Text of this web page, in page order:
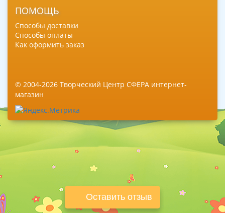
Оставить отзыв
ПОМОЩЬ
Способы доставки
Способы оплаты
Как оформить заказ
© 2004-2026 Творческий Центр СФЕРА интернет-
магазин